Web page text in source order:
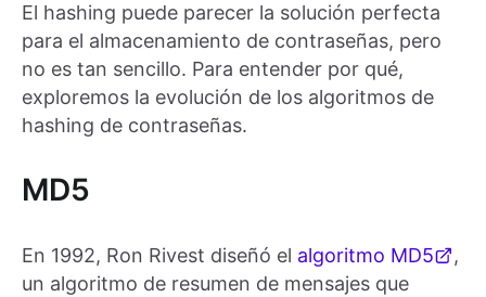
El hashing puede parecer la solución perfecta
para el almacenamiento de contraseñas, pero
no es tan sencillo. Para entender por qué,
exploremos la evolución de los algoritmos de
hashing de contraseñas.
MD5
En 1992, Ron Rivest diseñó el algoritmo MD5
,
un algoritmo de resumen de mensajes que